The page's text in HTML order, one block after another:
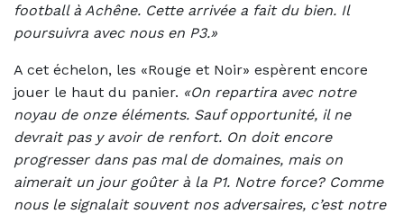
football à Achêne. Cette arrivée a fait du bien. Il
poursuivra avec nous en P3.»
A cet échelon, les «Rouge et Noir» espèrent encore
jouer le haut du panier. «On repartira avec notre
noyau de onze éléments. Sauf opportunité, il ne
devrait pas y avoir de renfort. On doit encore
progresser dans pas mal de domaines, mais on
aimerait un jour goûter à la P1. Notre force? Comme
nous le signalait souvent nos adversaires, c’est notre